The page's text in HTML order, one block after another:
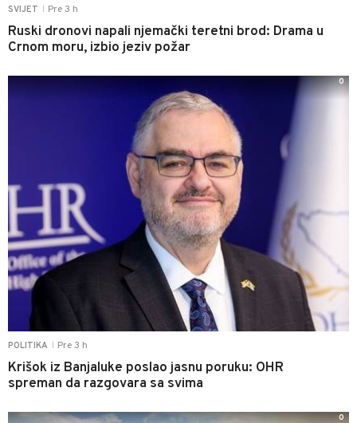
SVIJET Pre 3 h
Ruski dronovi napali njemački teretni brod: Drama u
Crnom moru, izbio jeziv požar
POLITIKA Pre 3 h
Krišok iz Banjaluke poslao jasnu poruku: OHR
spreman da razgovara sa svima
0
0